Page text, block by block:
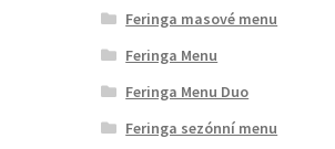
Feringa masové menu
Feringa Menu
Feringa Menu Duo
Feringa sezónní menu